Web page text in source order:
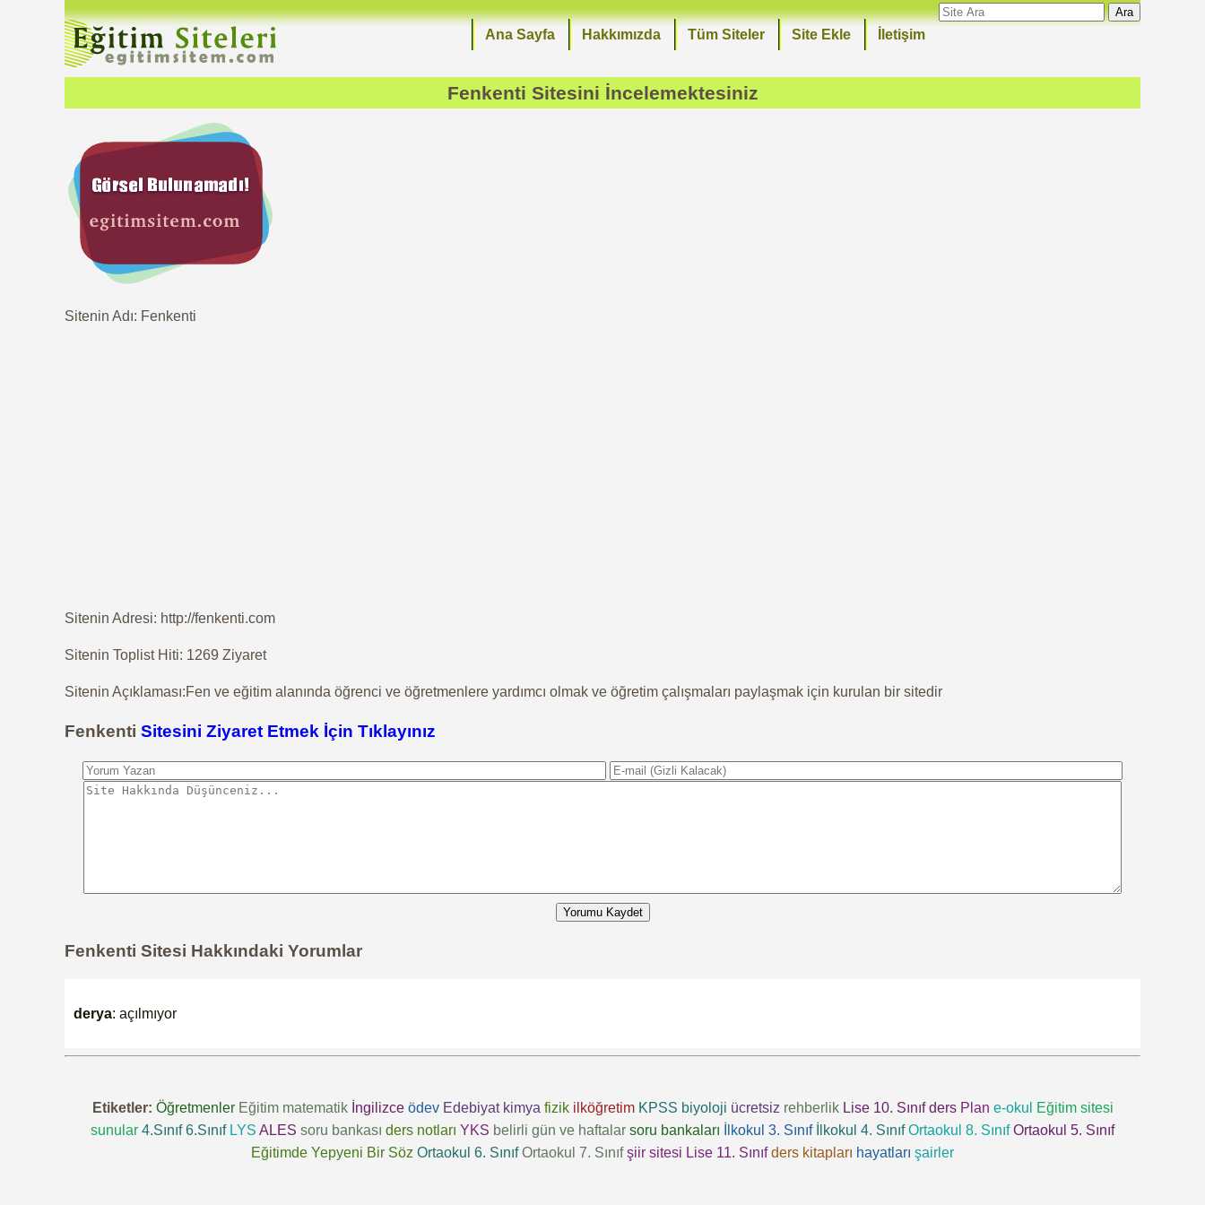
Ara
İletişim
Site Ekle
Tüm Siteler
Hakkımızda
Ana Sayfa
Fenkenti Sitesini İncelemektesiniz
Sitenin Adı: Fenkenti
Sitenin Adresi: http://fenkenti.com
Sitenin Toplist Hiti: 1269 Ziyaret
Sitenin Açıklaması:Fen ve eğitim alanında öğrenci ve öğretmenlere yardımcı olmak ve öğretim çalışmaları paylaşmak için kurulan bir sitedir
Fenkenti Sitesini Ziyaret Etmek İçin Tıklayınız
Yorumu Kaydet
Fenkenti Sitesi Hakkındaki Yorumlar
derya: açılmıyor
Etiketler: Öğretmenler Eğitim matematik İngilizce ödev Edebiyat kimya fizik ilköğretim KPSS biyoloji ücretsiz rehberlik Lise 10. Sınıf ders Plan e-okul
Eğitim sitesi
sunular 4.Sınıf 6.Sınıf LYS ALES soru bankası ders notları YKS belirli gün ve haftalar soru bankaları İlkokul 3. Sınıf İlkokul 4. Sınıf Ortaokul 8. Sınıf Ortaokul 5. Sınıf
Eğitimde Yepyeni Bir Söz Ortaokul 6. Sınıf Ortaokul 7. Sınıf şiir sitesi Lise 11. Sınıf ders kitapları hayatları şairler